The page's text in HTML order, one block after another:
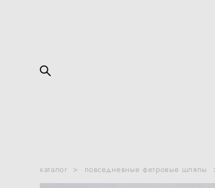
каталог > повседневные фетровые шляпы